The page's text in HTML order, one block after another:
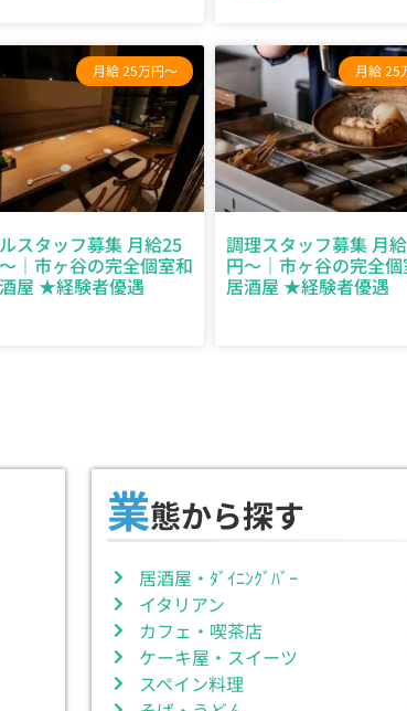
月給 25万円～
スタッフ募集 月給25
｜市ヶ谷の完全個室和
屋 ★経験者優遇
月給 25
調理スタッフ募集 月
円〜｜市ヶ谷の完全
居酒屋 ★経験者優遇
業態から探す
居酒屋・ﾀﾞｲﾆﾝｸﾞﾊﾞｰ
イタリアン
カフェ・喫茶店
ケーキ屋・スイーツ
スペイン料理